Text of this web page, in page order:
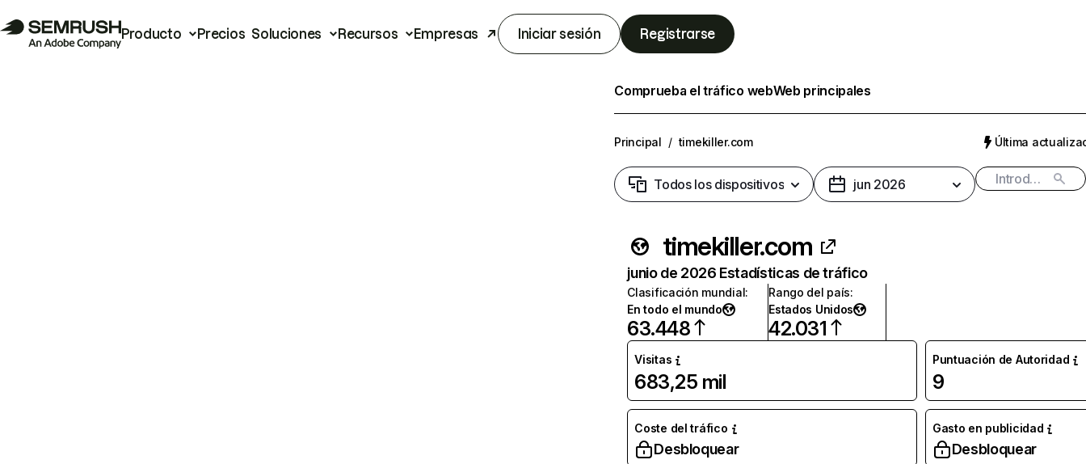
Producto Precios Soluciones Recursos Empresas Iniciar sesión Registrarse
Comprueba el tráfico webWeb principales
Principal / timekiller.com Última
Todos los dispositivos jun 2026
timekiller.com
junio de 2026 Estadísticas de tráfico
Clasificación mundial:
En todo el mundo
63.448
Rango del país:
Estados Unidos
42.031
Visitas
683,25 mil
Puntuación de Autoridad
9
Coste del tráfico
Desbloquear
Gasto en publicidad
Desbloquear